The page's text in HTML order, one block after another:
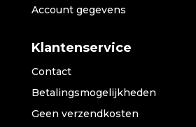
Account gegevens
Klantenservice
Contact
Betalingsmogelijkheden
Geen verzendkosten